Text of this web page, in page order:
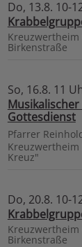
Do, 13.8. 10-
Kreuzwertheim
Birkenstraße
So, 16.8. 11
Gottesdienst
Pfarrer
Kreuzwertheim
Kreuz"
Do, 20.8. 10-
Kreuzwertheim
Birkenstraße